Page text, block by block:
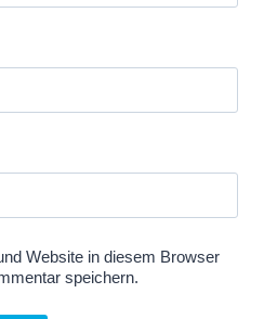
Website in diesem Browser
speichern.